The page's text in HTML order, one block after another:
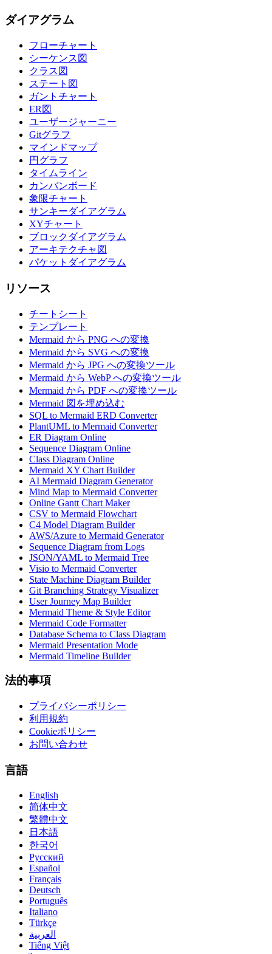
ダイアグラム
フローチャート
シーケンス図
クラス図
ステート図
ガントチャート
ER図
ユーザージャーニー
Gitグラフ
マインドマップ
円グラフ
タイムライン
カンバンボード
象限チャート
サンキーダイアグラム
XYチャート
ブロックダイアグラム
アーキテクチャ図
パケットダイアグラム
リソース
チートシート
テンプレート
Mermaid から PNG への変換
Mermaid から SVG への変換
Mermaid から JPG への変換ツール
Mermaid から WebP への変換ツール
Mermaid から PDF への変換ツール
Mermaid 図を埋め込む
SQL to Mermaid ERD Converter
PlantUML to Mermaid Converter
ER Diagram Online
Sequence Diagram Online
Class Diagram Online
Mermaid XY Chart Builder
AI Mermaid Diagram Generator
Mind Map to Mermaid Converter
Online Gantt Chart Maker
CSV to Mermaid Flowchart
C4 Model Diagram Builder
AWS/Azure to Mermaid Generator
Sequence Diagram from Logs
JSON/YAML to Mermaid Tree
Visio to Mermaid Converter
State Machine Diagram Builder
Git Branching Strategy Visualizer
User Journey Map Builder
Mermaid Theme & Style Editor
Mermaid Code Formatter
Database Schema to Class Diagram
Mermaid Presentation Mode
Mermaid Timeline Builder
法的事項
プライバシーポリシー
利用規約
Cookieポリシー
お問い合わせ
言語
English
简体中文
繁體中文
日本語
한국어
Русский
Español
Français
Deutsch
Português
Italiano
Türkçe
العربية
Tiếng Việt